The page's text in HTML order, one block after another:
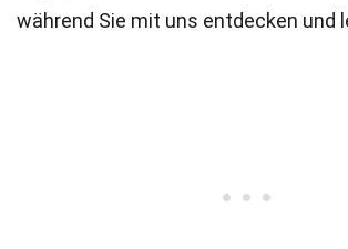
während Sie mit uns entdecken und